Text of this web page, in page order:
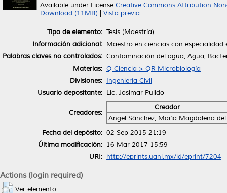
Available under License Creative Commons Attribution
Download (11MB)
Vista previa
Tipo de elemento: Tesis (Maestría)
Información adicional: Maestro en ciencias con
Palabras claves no controlados: Contaminación del agua, Agua,
Materias: Q Ciencia > QR Microbiología
Divisiones: Ingeniería Civil
Usuario depositante: Lic. Josimar Pulido
Creadores:
Creador
Angel Sánchez, María Magdalena del
Fecha del depósito: 02 Sep 2015 21:19
Última modificación: 16 Mar 2017 15:59
URI: http://eprints.uanl.mx/id/eprint/7204
Actions (login required)
Ver elemento